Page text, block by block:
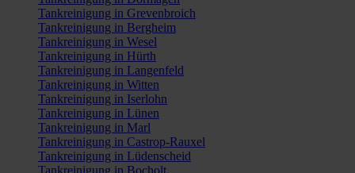
Tankreinigung in Grevenbroich
Tankreinigung in Bergheim
Tankreinigung in Wesel
Tankreinigung in Hürth
Tankreinigung in Langenfeld
Tankreinigung in Witten
Tankreinigung in Iserlohn
Tankreinigung in Lünen
Tankreinigung in Marl
Tankreinigung in Castrop-Rauxel
Tankreinigung in Lüdenscheid
Tankreinigung in Bocholt